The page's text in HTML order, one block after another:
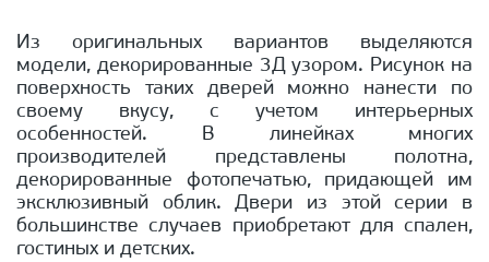
Из оригинальных вариантов выделяются
модели, декорированные 3Д узором. Рисунок на
поверхность таких дверей можно нанести по
своему вкусу, с учетом интерьерных
особенностей. В линейках многих
производителей представлены полотна,
декорированные фотопечатью, придающей им
эксклюзивный облик. Двери из этой серии в
большинстве случаев приобретают для спален,
гостиных и детских.